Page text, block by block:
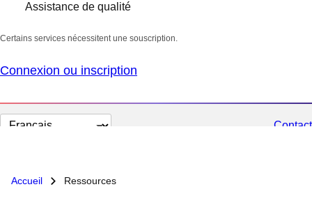
Assistance de qualité
Certains services nécessitent une souscription.
Connexion ou inscription
Changer
Contact
Accueil Ressources